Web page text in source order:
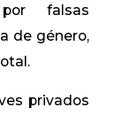
falsas
de género,
privados